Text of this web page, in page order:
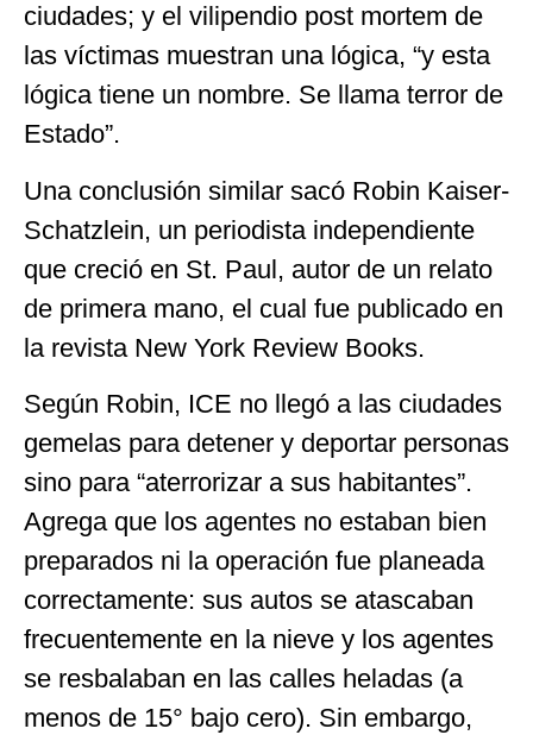
ciudades; y el vilipendio post mortem de
las víctimas muestran una lógica, “y esta
lógica tiene un nombre. Se llama terror de
Estado”.
Una conclusión similar sacó Robin Kaiser-
Schatzlein, un periodista independiente
que creció en St. Paul, autor de un relato
de primera mano, el cual fue publicado en
la revista New York Review Books.
Según Robin, ICE no llegó a las ciudades
gemelas para detener y deportar personas
sino para “aterrorizar a sus habitantes”.
Agrega que los agentes no estaban bien
preparados ni la operación fue planeada
correctamente: sus autos se atascaban
frecuentemente en la nieve y los agentes
se resbalaban en las calles heladas (a
menos de 15° bajo cero). Sin embargo,